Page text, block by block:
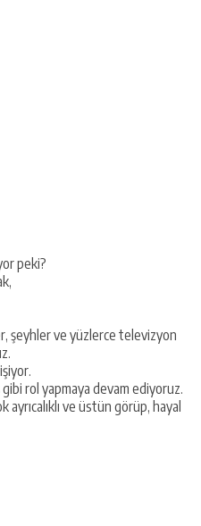
peki?
şeyhler ve yüzlerce televizyon
rol yapmaya devam ediyoruz.
ve üstün görüp, hayal